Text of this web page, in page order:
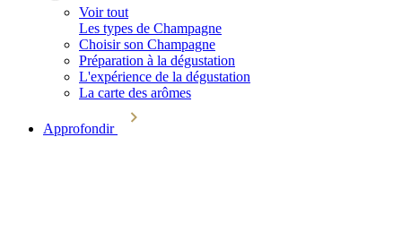
Voir tout
Les types de Champagne
Choisir son Champagne
Préparation à la dégustation
L'expérience de la dégustation
La carte des arômes
Approfondir